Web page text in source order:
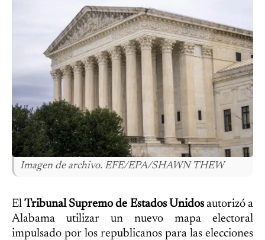
Imagen de archivo. EFE/EPA/SHAWN THEW
ElTribunal Supremo de Estados Unidosautorizó a
Alabama utilizar un nuevo mapa electoral
impulsado por los republicanos para las elecciones